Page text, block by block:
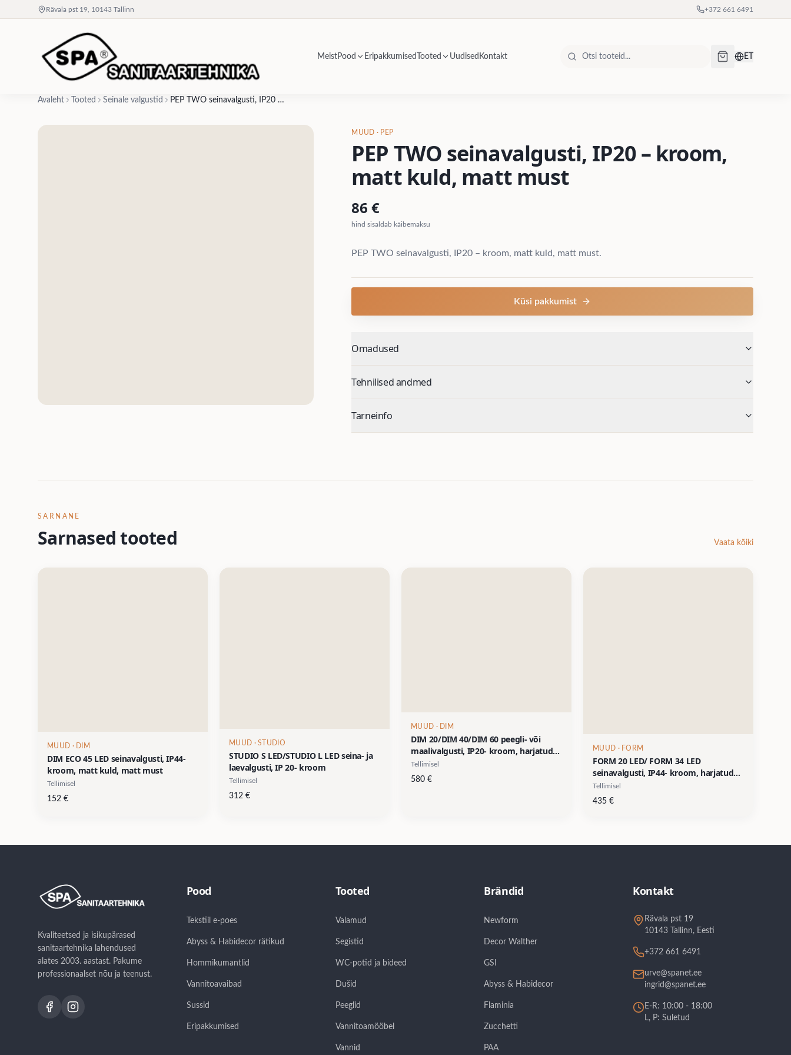
Rävala pst 19, 10143 Tallinn +372 661 6491
MeistPood Eripakkumised Tooted Uudised Kontakt ET
Avaleht Tooted Seinale valgustid PEP TWO seinavalgusti, IP20 – kroom, matt kuld, matt must
MUUD · PEP
PEP TWO seinavalgusti, IP20 – kroom,
matt kuld, matt must
86 €
hind sisaldab käibemaksu
PEP TWO seinavalgusti, IP20 – kroom, matt kuld, matt must.
Küsi pakkumist
Omadused
Tehnilised andmed
Tarneinfo
SARNANE
Sarnased tooted Vaata kõiki
MUUD · DIM
DIM ECO 45 LED seinavalgusti, IP44-
kroom, matt kuld, matt must
Tellimisel
152 €
MUUD · STUDIO
STUDIO S LED/STUDIO L LED seina- ja
laevalgusti, IP 20- kroom
Tellimisel
312 €
MUUD · DIM
DIM 20/DIM 40/DIM 60 peegli- või
maalivalgusti, IP20- kroom, harjatud
nikkel, kuld
Tellimisel
580 €
MUUD · FORM
FORM 20 LED/ FORM 34 LED
seinavalgusti, IP44- kroom, harjatud
nikkel, must matt, valge matt
Tellimisel
435 €
Kvaliteetsed ja isikupärased
sanitaartehnika lahendused
alates 2003. aastast. Pakume
professionaalset nõu ja teenust.
Pood
Tekstiil e-poes
Abyss & Habidecor rätikud
Hommikumantlid
Vannitoavaibad
Sussid
Eripakkumised
Tooted
Valamud
Segistid
WC-potid ja bideed
Dušid
Peeglid
Vannitoamööbel
Vannid
Brändid
Newform
Decor Walther
GSI
Abyss & Habidecor
Flaminia
Zucchetti
PAA
Kontakt
Rävala pst 19
10143 Tallinn, Eesti
+372 661 6491
urve@spanet.ee
ingrid@spanet.ee
E-R: 10:00 - 18:00
L, P: Suletud